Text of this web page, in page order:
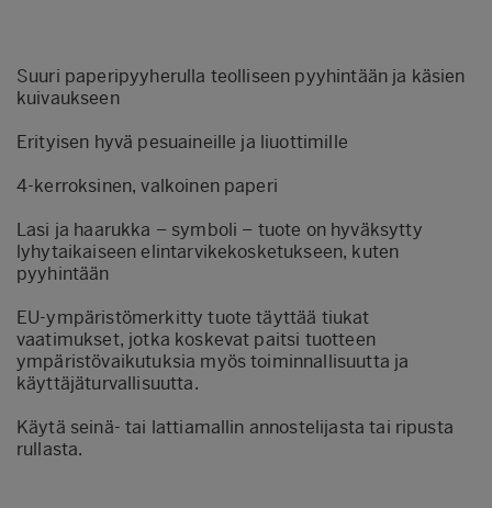
Suuri paperipyyherulla teolliseen pyyhintään ja käsien
kuivaukseen
Erityisen hyvä pesuaineille ja liuottimille
4-kerroksinen, valkoinen paperi
Lasi ja haarukka – symboli – tuote on hyväksytty
lyhytaikaiseen elintarvikekosketukseen, kuten
pyyhintään
EU-ympäristömerkitty tuote täyttää tiukat
vaatimukset, jotka koskevat paitsi tuotteen
ympäristövaikutuksia myös toiminnallisuutta ja
käyttäjäturvallisuutta.
Käytä seinä- tai lattiamallin annostelijasta tai ripusta
rullasta.